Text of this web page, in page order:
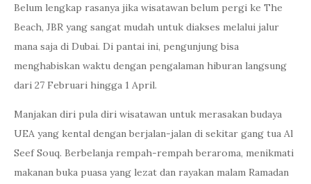
Belum lengkap rasanya jika wisatawan belum pergi ke The
Beach, JBR yang sangat mudah untuk diakses melalui jalur
mana saja di Dubai. Di pantai ini, pengunjung bisa
menghabiskan waktu dengan pengalaman hiburan langsung
dari 27 Februari hingga 1 April.
Manjakan diri pula diri wisatawan untuk merasakan budaya
UEA yang kental dengan berjalan-jalan di sekitar gang tua Al
Seef Souq. Berbelanja rempah-rempah beraroma, menikmati
makanan buka puasa yang lezat dan rayakan malam Ramadan